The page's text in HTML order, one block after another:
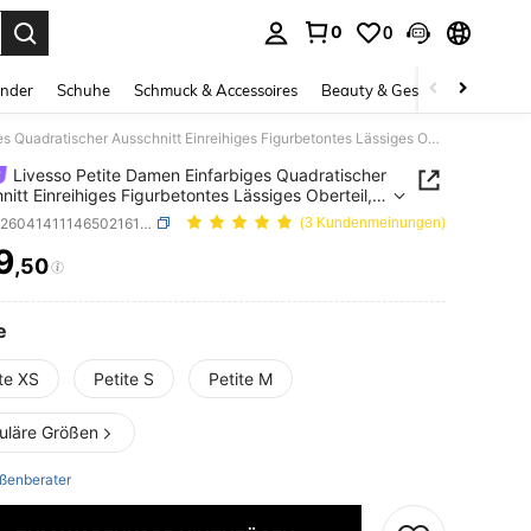
0 0
Schuhe Schmuck & Accessoires Beauty & Gesundheit
Livesso Petite Damen Einfarbiges Quadratischer Ausschnitt Einreihiges Figurbetontes Lässiges Oberteil, Petite Damen Sommer Süßes Oberteil
Livesso Petite Damen Einfarbiges Quadratischer
Einreihiges Figurbetontes Lässiges Oberteil,
Sommer Süßes Oberteil
SKU: sz260414111465021619146 (3 Kundenmeinungen)
AND AVAILABILITY
,50
XS Petite S Petite M
Größen